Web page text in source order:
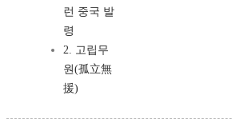
런 중국 발
령
2. 고립무
원(孤立無
援)